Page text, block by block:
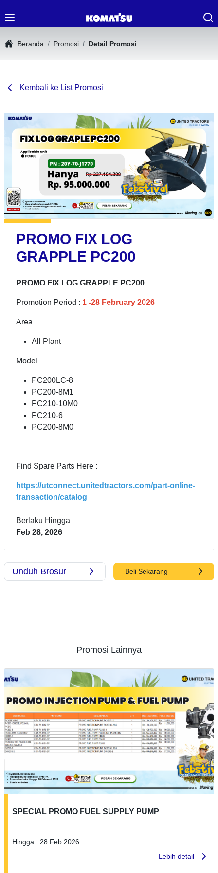
Beranda Promosi Detail Promosi
Kembali ke List Promosi
PROMO FIX LOG
GRAPPLE PC200
PROMO FIX LOG GRAPPLE PC200
Promotion Period : 1 -28 February 2026
Area
All Plant
Model
PC200LC-8
PC200-8M1
PC210-10M0
PC210-6
PC200-8M0
Find Spare Parts Here :
https://utconnect.unitedtractors.com/part-online-
transaction/catalog
Berlaku Hingga
Feb 28, 2026
Unduh Brosur Beli Sekarang
Promosi Lainnya
SPECIAL PROMO FUEL SUPPLY PUMP
Hingga : 28 Feb 2026
Lebih detail